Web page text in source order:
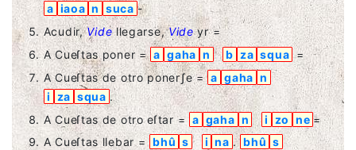
a iaoa n suca -
Acudir,Videllegarse,Videyr =
A Cueſtas poner = a gaha n b za squa =
A Cueſtas de otro ponerʃe = a gaha n
i
za squa .
A Cueſtas de otro eſtar = a gaha n i zo ne =
A Cueſtas llebar = bhû s i na . bhû s